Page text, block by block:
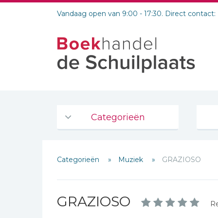
Vandaag open van 9:00 - 17:30. Direct contact:
Categorieën
De Bijbel
Bijbelse Dagboeken 2026
Bijbelstudie groepen
Categorieën Muziek GRAZIOSO
GRAZIOSO
Schrijf hieronder je review!